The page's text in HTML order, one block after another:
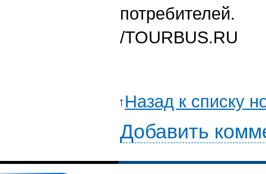
потребителей.
/TOURBUS.RU
Назад к списку
Добавить